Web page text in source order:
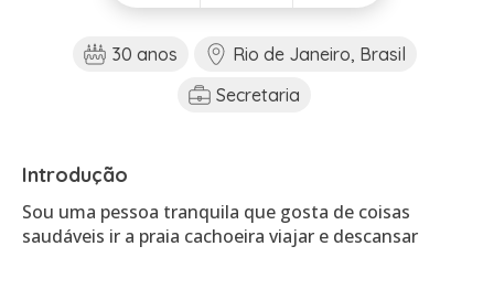
30 anos
Rio de Janeiro, Brasil
Secretaria
Introdução
Sou uma pessoa tranquila que gosta de coisas
saudáveis ir a praia cachoeira viajar e descansar